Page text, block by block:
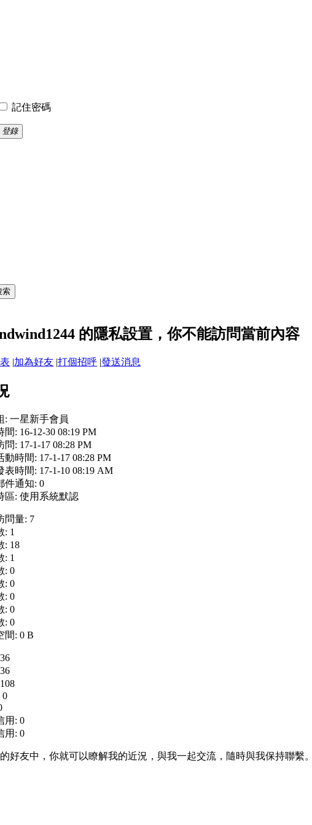
記住密碼
登錄
索
的隱私設置，你不能訪問當前內容
|加為好友 |打個招呼 |發送消息
: 一星新手會員
間: 16-12-30 08:19 PM
問: 17-1-17 08:28 PM
動時間: 17-1-17 08:28 PM
表時間: 17-1-10 08:19 AM
件通知: 0
區: 使用系統默認
問量: 7
: 1
: 18
: 1
: 0
: 0
: 0
: 0
: 0
間: 0 B
0
用: 0
用: 0
好友中，你就可以瞭解我的近況，與我一起交流，隨時與我保持聯繫。